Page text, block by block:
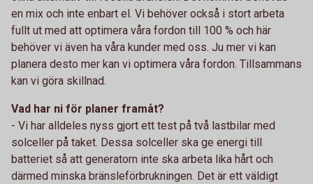
en mix och inte enbart el. Vi behöver också i stort arbeta
fullt ut med att optimera våra fordon till 100 % och här
behöver vi även ha våra kunder med oss. Ju mer vi kan
planera desto mer kan vi optimera våra fordon. Tillsammans
kan vi göra skillnad.
Vad har ni för planer framåt?
- Vi har alldeles nyss gjort ett test på två lastbilar med
solceller på taket. Dessa solceller ska ge energi till
batteriet så att generatorn inte ska arbeta lika hårt och
därmed minska bränsleförbrukningen. Det är ett väldigt